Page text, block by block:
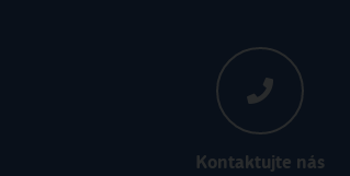
Kontaktujte nás